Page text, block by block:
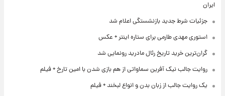
ایران
جزئیات شرط جدید بازنشستگی اعلام شد
استوری مهدی طارمی برای ستاره اینتر + عکس
گران‌ترین خرید تاریخ رئال مادرید رونمایی شد
روایت جالب نیک آفرین سماواتی از هم بازی شدن با امین تارخ + فیلم
یک روایت جالب از زبان بدن و انواع لبخند + فیلم